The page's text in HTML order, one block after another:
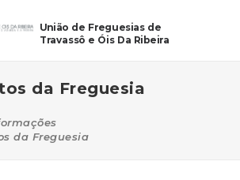
União de Freguesias de
Travassô e Óis Da Ribeira
da Freguesia
da Freguesia